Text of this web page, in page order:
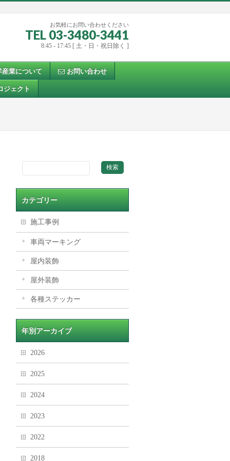
お気軽にお問い合わせください
TEL 03-3480-3441
8:45 - 17:45 [ 土・日・祝日除く ]
業について お問い合わせ
ジェクト
カテゴリー
施工事例
車両マーキング
屋内装飾
屋外装飾
各種ステッカー
年別アーカイブ
2026
2025
2024
2023
2022
2018